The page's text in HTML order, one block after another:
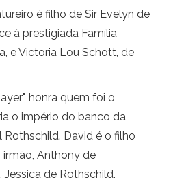
é filho de Sir Evelyn de
à prestigiada Família
e Victoria Lou Schott, de
honra quem foi o
o império do banco da
David é o filho
Anthony de
Jessica de Rothschild.